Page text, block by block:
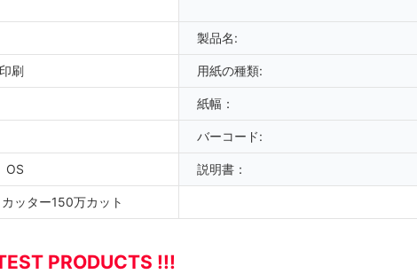
製品名:
刷 用紙の種類:
紙幅：
バーコード:
OS 説明書：
ッター150万カット
PRODUCTS !!!